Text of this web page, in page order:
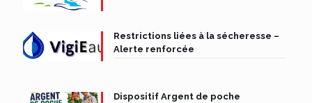
Restrictions liées à la sécheresse –
Alerte renforcée
Dispositif Argent de poche